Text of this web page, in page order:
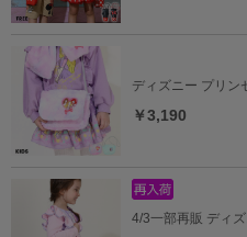
ディズニー プリン
￥3,190
4/3一部再販 ディ